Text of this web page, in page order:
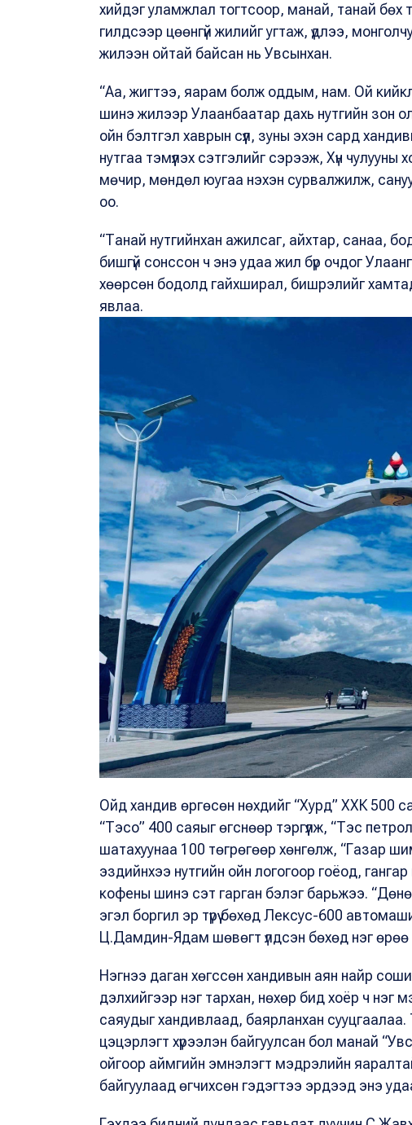
хийдэг уламжлал тогтсоор, манай, танай бөх
гилдсээр цөөнгүй жилийг угтаж, үдлээ,
жилээн ойтай байсан нь Увсынхан.
“Аа, жигтээ, яарам болж оддым, нам. Ой
шинэ жилээр Улаанбаатар дахь нутгийн зон
ойн бэлтгэл хаврын сүүл, зуны эхэн сард
нутгаа тэмүүлэх сэтгэлийг сэрээж, Хүн
мөчир, мөндөл юугаа нэхэн сурвалжилж,
оо.
“Танай нутгийнхан ажилсаг, айхтар, санаа,
бишгүй сонссон ч энэ удаа жил бүр очдог
хөөрсөн бодолд гайхширал, бишрэлийг
явлаа.
Ойд хандив өргөсөн нөхдийг “Хурд” ХХК 500
“Тэсо” 400 саяыг өгснөөр тэргүүлж, “Тэс
шатахуунаа 100 төгрөгөөр хөнгөлж, “Газар
эздийнхээ нутгийн ойн логогоор гоёод,
кофены шинэ сэт гарган бэлэг барьжээ.
эгэл боргил эр түрүү бөхөд Лексус-600
Ц.Дамдин-Ядам шөвөгт үлдсэн бөхөд нэг
Нэгнээ даган хөгссөн хандивын аян найр
дэлхийгээр нэг тархан, нөхөр бид хоёр ч нэг
саяудыг хандивлаад, баярланхан
цэцэрлэгт хүрээлэн байгуулсан бол манай
ойгоор аймгийн эмнэлэгт мэдрэлийн
байгуулаад өгчихсөн гэдэгтээ эрдээд энэ